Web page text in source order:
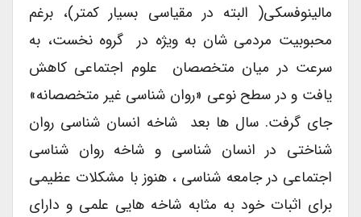
مالینوفسکی( البته در مقیاسی بسیار کمتر)، برغم
محبوبیت مردمی شان به ویژه در گروه نخست، به
سرعت در میان متخصصان علوم اجتماعی کاهش
یافت و در سطح نوعی «روان شناسی غیر متخصصانه»
جای گرفت. سال ها بعد شاخه انسان شناسی روان
شناختی در انسان شناسی و شاخه روان شناسی
اجتماعی در جامعه شناسی ، هنوز با مشکلات عظیمی
برای اثبات خود به مثابه شاخه هایی علمی و دارای